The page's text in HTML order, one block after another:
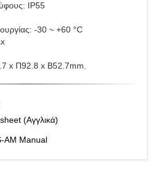
IP55
-30 ~ +60 °C
x Π92.8 x Β52.7mm.
(Αγγλικά)
AM Manual